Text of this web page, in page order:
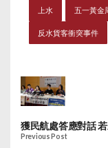
上水 五一黃金
反水貨客衝突事件
獲民航處答應對話
Previous Post